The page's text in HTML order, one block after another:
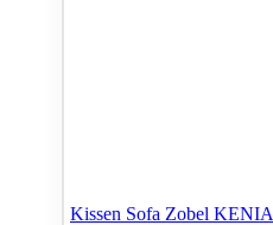
Kissen Sofa Zobel KENIA